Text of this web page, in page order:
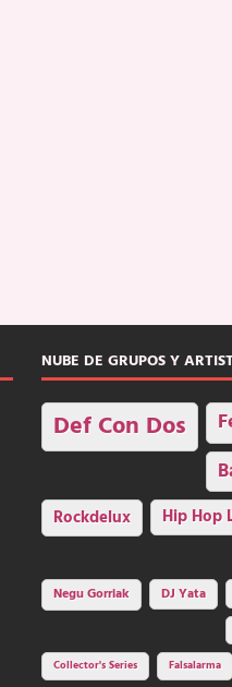
NUBE DE GRUPOS Y
Def Con Dos
Rockdelux Hip Hop
Negu Gorriak
DJ Yata
Collector's Series
Falsalarma